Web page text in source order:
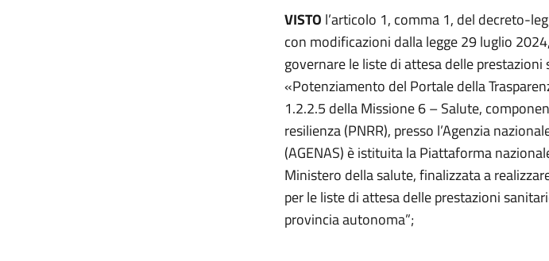
VISTO l’articolo 1, comma 1, del decreto-
con modificazioni dalla legge 29 luglio
governare le liste di attesa delle
«Potenziamento del Portale della
1.2.2.5 della Missione 6 – Salute,
resilienza (PNRR), presso l’Agenzia
(AGENAS) è istituita la Piattaforma
Ministero della salute, finalizzata a
per le liste di attesa delle prestazioni
provincia autonoma”;